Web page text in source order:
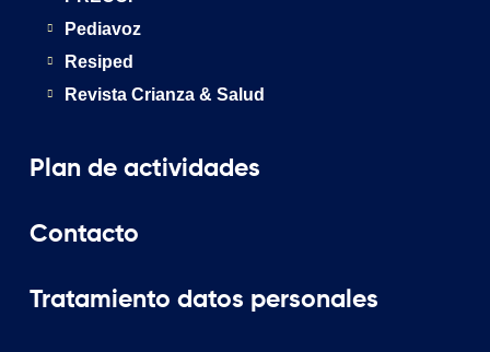
Pediavoz
Resiped
Revista Crianza & Salud
Plan de actividades
Contacto
Tratamiento datos personales